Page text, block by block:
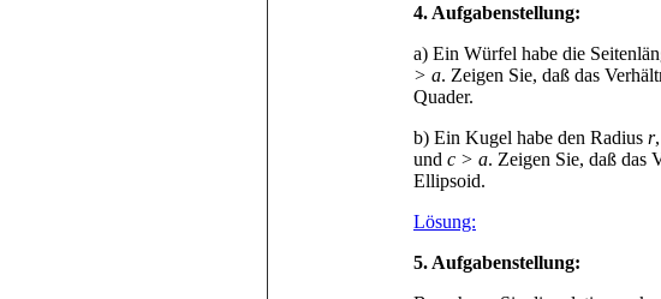
4. Aufgabenstellung:
a) Ein Würfel habe die
> a. Zeigen Sie, daß das
Quader.
b) Ein Kugel habe den Radius r
und c > a. Zeigen Sie, daß das
Ellipsoid.
Lösung:
5. Aufgabenstellung: